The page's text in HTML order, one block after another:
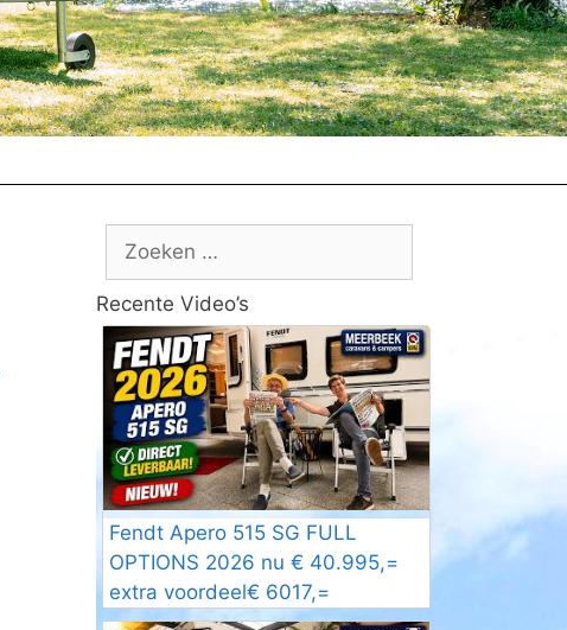
Zoek
Recente Video’s
Fendt Apero 515 SG FULL
OPTIONS 2026 nu € 40.995,=
extra voordeel€ 6017,=